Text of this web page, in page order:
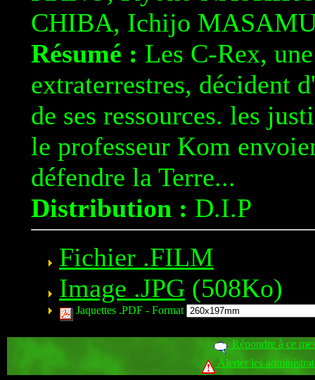
CHIBA, Ichijo
Résumé : Les C-Rex,
extraterrestres, décident
de ses ressources. les
le professeur Kom
défendre la Terre...
Distribution : D.I.P
Fichier .FILM
Image .JPG (508Ko)
Jaquettes .PDF - Format
Répondre à ce
Alerter les